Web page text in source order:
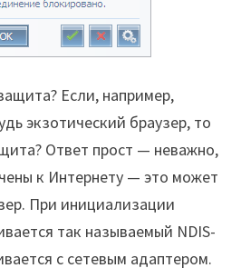
Если, например,
экзотический браузер, то
Ответ прост — неважно,
к Интернету — это может
При инициализации
так называемый NDIS-
с сетевым адаптером.